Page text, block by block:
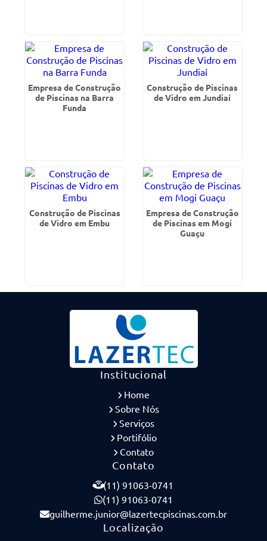
Empresa de Construção
de Piscinas na Barra
Funda
Construção de Piscinas
de Vidro em Jundiaí
Construção de Piscinas
de Vidro em Embu
Empresa de Construção
de Piscinas em Mogi
Guaçu
Institucional
Home
Sobre Nós
Serviços
Portifólio
Contato
Contato
(11) 91063-0741
(11) 91063-0741
guilherme.junior@lazertecpiscinas.com.br
Localização